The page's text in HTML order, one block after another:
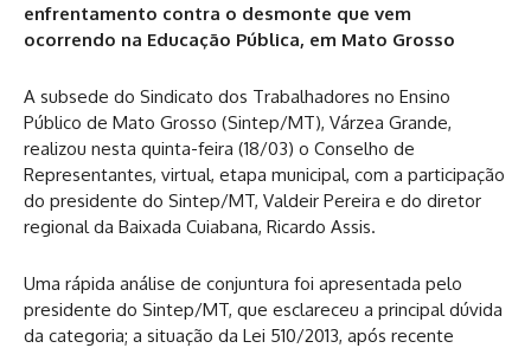
enfrentamento contra o desmonte que vem
ocorrendo na Educação Pública, em Mato Grosso
A subsede do Sindicato dos Trabalhadores no Ensino
Público de Mato Grosso (Sintep/MT), Várzea Grande,
realizou nesta quinta-feira (18/03) o Conselho de
Representantes, virtual, etapa municipal, com a participação
do presidente do Sintep/MT, Valdeir Pereira e do diretor
regional da Baixada Cuiabana, Ricardo Assis.
Uma rápida análise de conjuntura foi apresentada pelo
presidente do Sintep/MT, que esclareceu a principal dúvida
da categoria; a situação da Lei 510/2013, após recente